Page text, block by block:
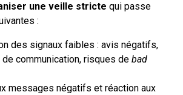
une veille stricte qui passe
:
des signaux faibles : avis négatifs,
communication, risques de bad
messages négatifs et réaction aux